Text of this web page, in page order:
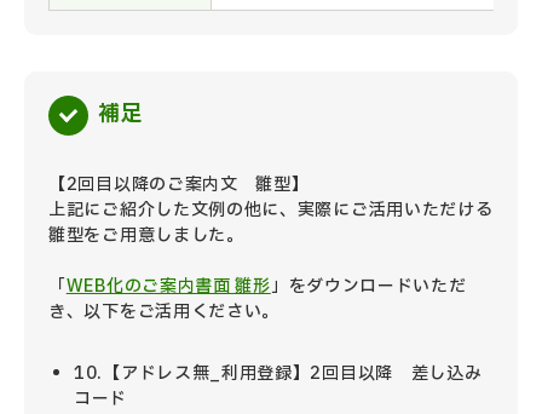
補足
【2回目以降のご案内文 雛型】
上記にご紹介した文例の他に、実際にご活用いただける
雛型をご用意しました。
「WEB化のご案内書面 雛形」をダウンロードいただ
き、以下をご活用ください。
10.【アドレス無_利用登録】2回目以降 差し込み
コード